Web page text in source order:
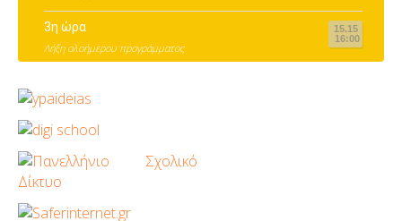
15.15
16:00
3η ώρα
Λήξη ολοήμερου προγράμματος